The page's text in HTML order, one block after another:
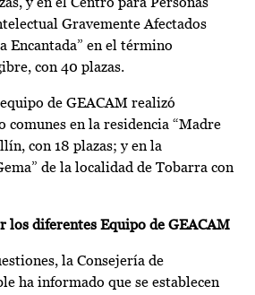
Gravemente Afectados
Encantada” en el término
con 40 plazas.
de GEACAM realizó
comunes en la residencia “Madre
con 18 plazas; y en la
de la localidad de Tobarra con
los diferentes Equipo de GEACAM
la Consejería de
ha informado que se establecen